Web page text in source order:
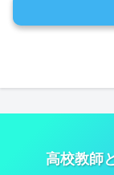
高校教師